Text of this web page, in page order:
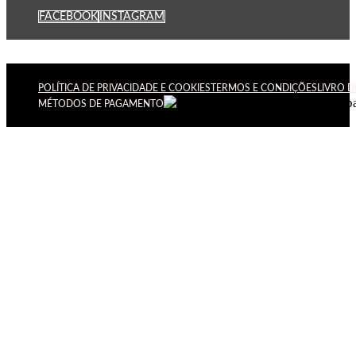
FACEBOOK INSTAGRAM
POLÍTICA DE PRIVACIDADE E COOKIES TERMOS E CONDIÇÕES LIVRO
MÉTODOS DE PAGAMENTO